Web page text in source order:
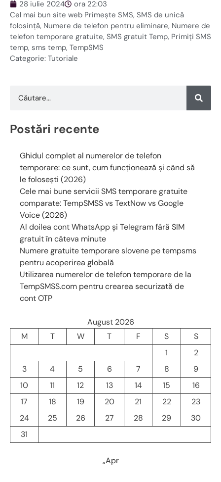
28 iulie 2024
ora 22:03
Cel mai bun site web Primește SMS, SMS de unică
folosință, Numere de telefon pentru eliminare, Numere de
telefon temporare gratuite, SMS gratuit Temp, Primiți SMS
temp, sms temp, TempSMS
Categorie: Tutoriale
Postări recente
Ghidul complet al numerelor de telefon
temporare: ce sunt, cum funcționează și când să
le folosești (2026)
Cele mai bune servicii SMS temporare gratuite
comparate: TempSMSS vs TextNow vs Google
Voice (2026)
Al doilea cont WhatsApp și Telegram fără SIM
gratuit în câteva minute
Numere gratuite temporare slovene pe tempsms
pentru acoperirea globală
Utilizarea numerelor de telefon temporare de la
TempSMSS.com pentru crearea securizată de
cont OTP
August 2026
M
T W T F S
S
1
2
3
4 5 6 7 8
9
10
11 12 13 14 15
16
17
18 19 20 21 22
23
24
25 26 27 28 29
30
31
„Apr